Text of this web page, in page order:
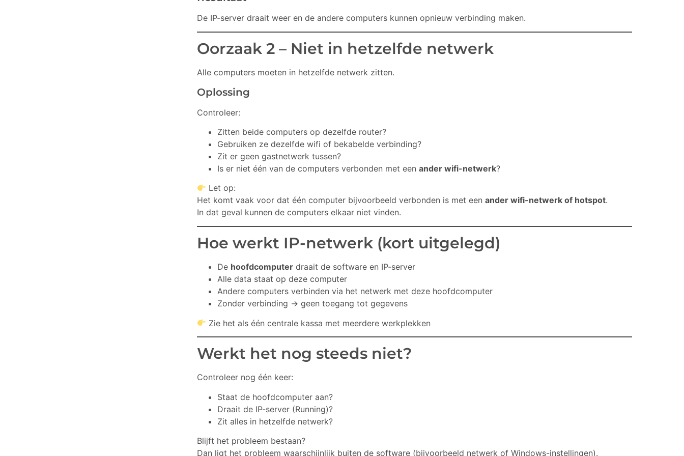
De IP-server draait weer en de andere computers kunnen opnieuw verbinding maken.
Oorzaak 2 – Niet in hetzelfde netwerk
Alle computers moeten in hetzelfde netwerk zitten.
Oplossing
Controleer:
Zitten beide computers op dezelfde router?
Gebruiken ze dezelfde wifi of bekabelde verbinding?
Zit er geen gastnetwerk tussen?
Is er niet één van de computers verbonden met een ander wifi-netwerk?
Let op:
Het komt vaak voor dat één computer bijvoorbeeld verbonden is met een ander wifi-netwerk of hotspot.
In dat geval kunnen de computers elkaar niet vinden.
Hoe werkt IP-netwerk (kort uitgelegd)
De hoofdcomputer draait de software en IP-server
Alle data staat op deze computer
Andere computers verbinden via het netwerk met deze hoofdcomputer
Zonder verbinding → geen toegang tot gegevens
Zie het als één centrale kassa met meerdere werkplekken
Werkt het nog steeds niet?
Controleer nog één keer:
Staat de hoofdcomputer aan?
Draait de IP-server (Running)?
Zit alles in hetzelfde netwerk?
Blijft het probleem bestaan?
Dan ligt het probleem waarschijnlijk buiten de software (bijvoorbeeld netwerk of Windows-instellingen).